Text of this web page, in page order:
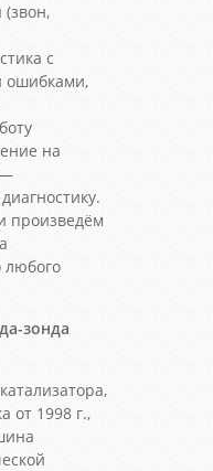
с
ошибками,
на
—
произведём
любого
зонда
от 1998 г.,